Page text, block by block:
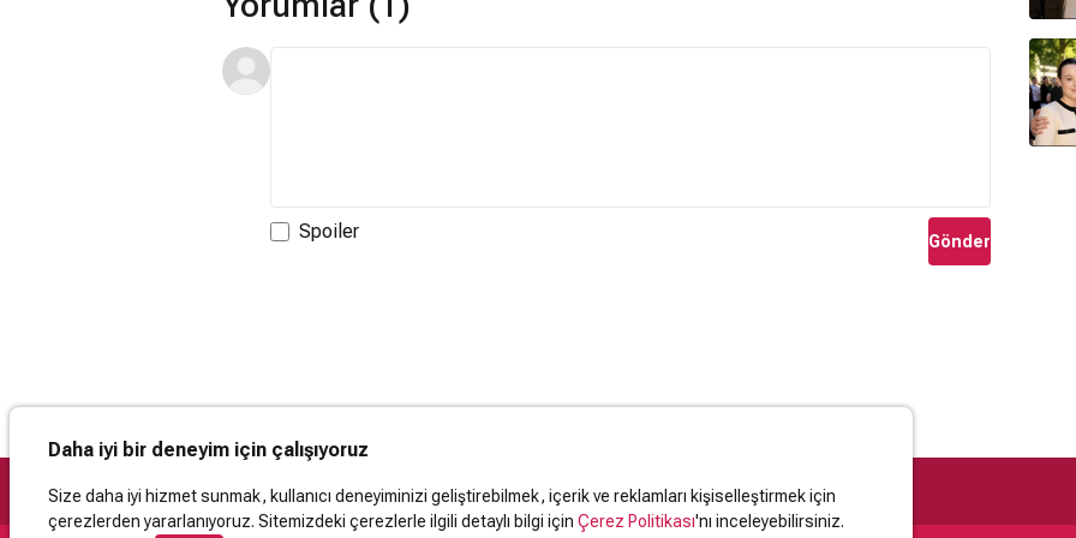
Spoiler Gönder
Daha iyi bir deneyim için çalışıyoruz
Size daha iyi hizmet sunmak, kullanıcı deneyiminizi geliştirebilmek, içerik ve reklamları kişiselleştirmek için
çerezlerden yararlanıyoruz. Sitemizdeki çerezlerle ilgili detaylı bilgi için Çerez Politikası'nı inceleyebilirsiniz.